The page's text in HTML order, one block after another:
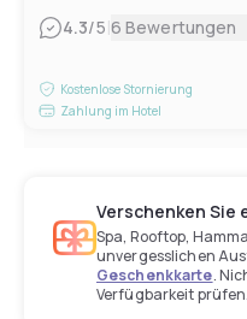
4.3/5|6 Bewertungen
Kostenlose Stornierung
Zahlung im Hotel
Verschenken Sie
Spa, Rooftop,
unvergesslichen
Geschenkkarte.
Verfügbarkeit prüfen.